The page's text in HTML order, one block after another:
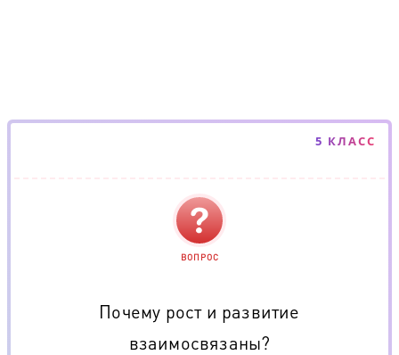
5 КЛАСС
ВОПРОС
Почему рост и развитие
взаимосвязаны?